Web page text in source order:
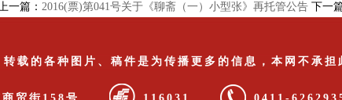
上一篇： 2016(票)第041号关于《聊斋（一）小型张》再托管公告 下一
载的各种图片、稿件是为传播更多的信息，本网不承担